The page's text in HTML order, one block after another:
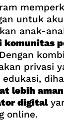
untuk
anak-
komunitas
privasi
lebih
digital
online.